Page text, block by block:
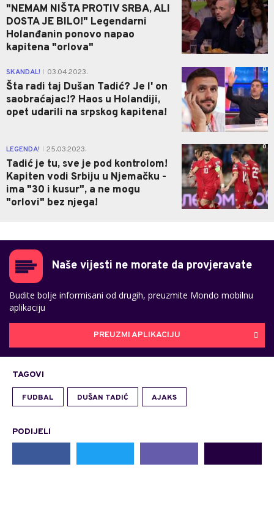
"NEMAM NIŠTA PROTIV SRBA, ALI
DOSTA JE BILO!" Legendarni
Holanđanin ponovo napao
kapitena "orlova"
SKANDAL! 03.04.2023.
Šta radi taj Dušan Tadić? Je l' on
saobraćajac!? Haos u Holandiji,
opet udarili na srpskog kapitena!
0
LEGENDA! 25.03.2023.
Tadić je tu, sve je pod kontrolom!
Kapiten vodi Srbiju u Njemačku -
ima "30 i kusur", a ne mogu
"orlovi" bez njega!
0
Naše vijesti ne morate da provjeravate
Budite bolje informisani od drugih, preuzmite Mondo mobilnu
aplikaciju
PREUZMI APLIKACIJU
TAGOVI
FUDBAL DUŠAN TADIĆ AJAKS
PODIJELI